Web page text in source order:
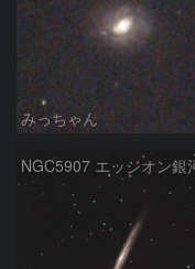
みっちゃん